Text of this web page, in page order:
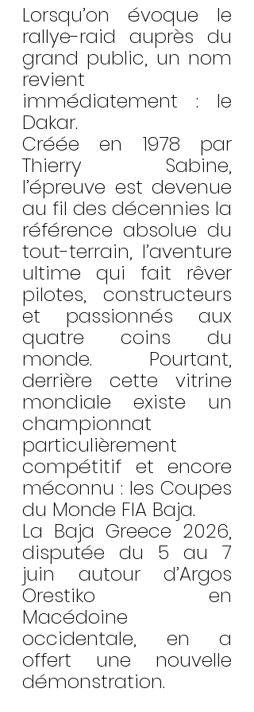
Lorsqu’on évoque le
rallye-raid auprès du
grand public, un nom
revient
immédiatement : le
Dakar.
Créée en 1978 par
Thierry Sabine,
l’épreuve est devenue
au fil des décennies la
référence absolue du
tout-terrain, l’aventure
ultime qui fait rêver
pilotes, constructeurs
et passionnés aux
quatre coins du
monde. Pourtant,
derrière cette vitrine
mondiale existe un
championnat
particulièrement
compétitif et encore
méconnu : les Coupes
du Monde FIA Baja.
La Baja Greece 2026,
disputée du 5 au 7
juin autour d’Argos
Orestiko en
Macédoine
occidentale, en a
offert une nouvelle
démonstration.